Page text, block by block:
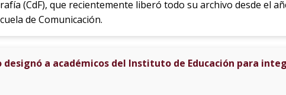
(CdF), que recientemente liberó todo su archivo desde el
de Comunicación.
designó a académicos del Instituto de Educación para